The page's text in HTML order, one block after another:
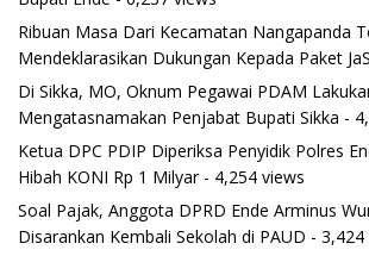
Ribuan Masa Dari Kecamatan Nangapanda
Mendeklarasikan Dukungan Kepada Paket
Di Sikka, MO, Oknum Pegawai PDAM
Mengatasnamakan Penjabat Bupati Sikka -
Ketua DPC PDIP Diperiksa Penyidik Polres
Hibah KONI Rp 1 Milyar- 4,254 views
Soal Pajak, Anggota DPRD Ende Arminus
Disarankan Kembali Sekolah di PAUD - 3,424